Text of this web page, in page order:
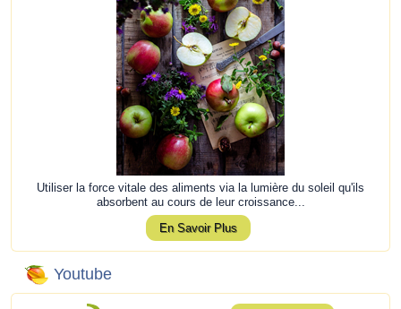
Utiliser la force vitale des aliments via la lumière du soleil qu'ils
absorbent au cours de leur croissance...
En Savoir Plus
Youtube